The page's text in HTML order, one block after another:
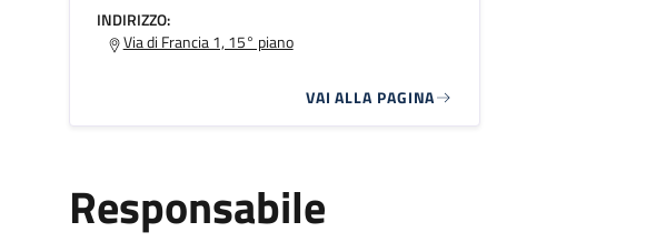
INDIRIZZO:
Via di Francia 1, 15° piano
VAI ALLA PAGINA
Responsabile